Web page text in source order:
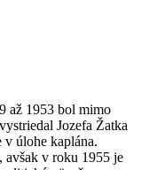
až 1953 bol mimo
Jozefa Žatka
úlohe kaplána.
avšak v roku 1955 je